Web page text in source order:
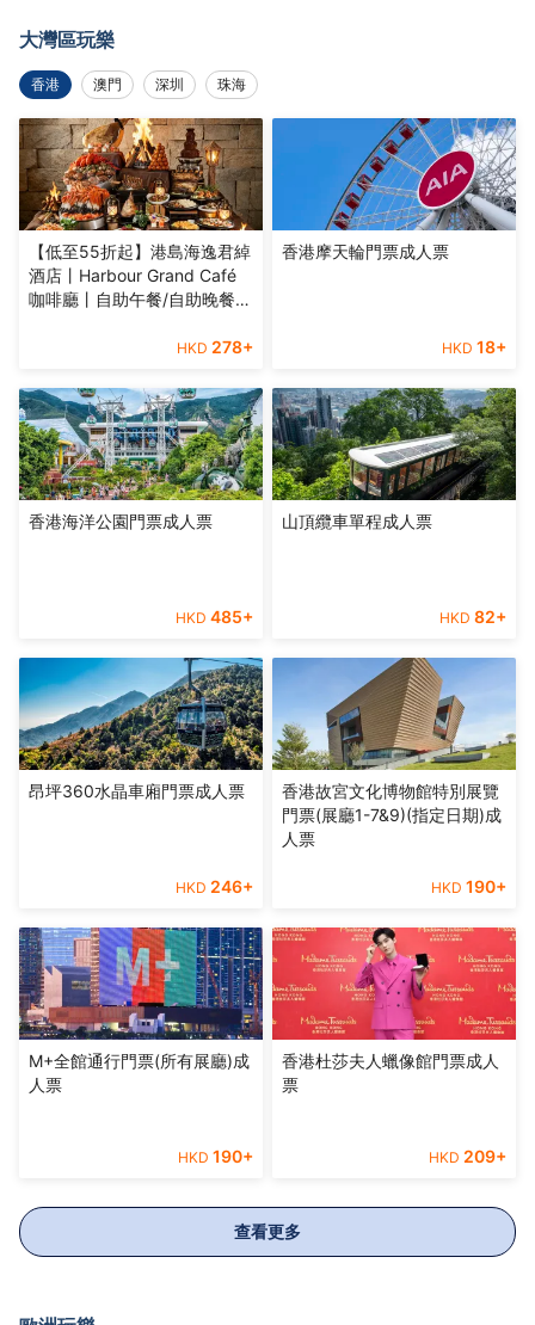
大灣區玩樂
香港 澳門 深圳 珠海
【低至55折起】港島海逸君綽
酒店丨Harbour Grand Café
咖啡廳丨自助午餐/自助晚餐｜
HKD 278+
香港摩天輪門票成人票
HKD 18+
香港海洋公園門票成人票
HKD 485+
山頂纜車單程成人票
HKD 82+
昂坪360水晶車廂門票成人票
HKD 246+
香港故宮文化博物館特別展覽
門票(展廳1-7&9)(指定日期)成
人票
HKD 190+
M+全館通行門票(所有展廳)成
人票
HKD 190+
香港杜莎夫人蠟像館門票成人
票
HKD 209+
查看更多